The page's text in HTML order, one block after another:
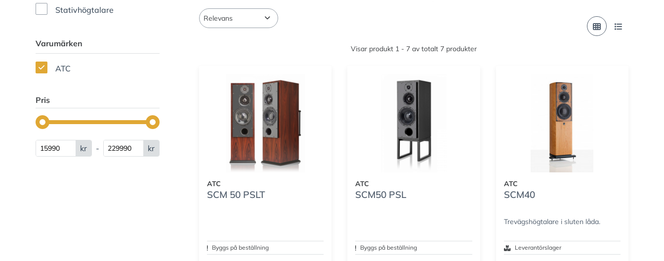
Stativhögtalare
Varumärken
ATC
Pris
kr - kr
Visar produkt 1 - 7 av totalt 7 produkter
ATC
SCM 50 PSLT
Byggs på beställning
ATC
SCM50 PSL
Byggs på beställning
ATC
SCM40
Trevägshögtalare i sluten låda.
Leverantörslager